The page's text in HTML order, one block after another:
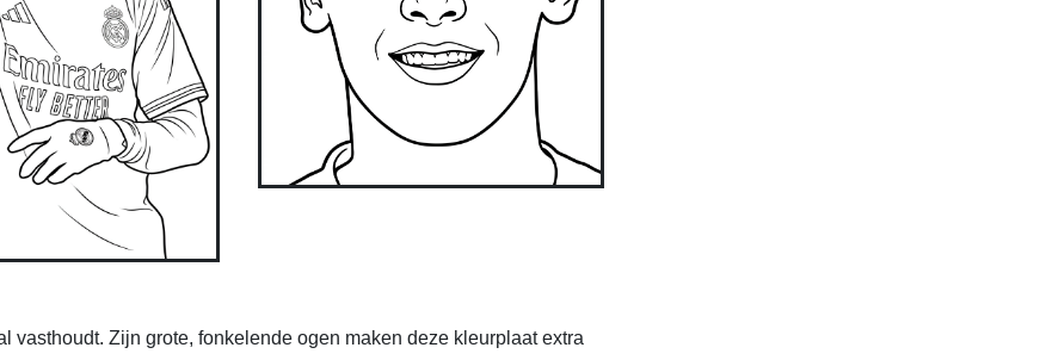
Zijn grote, fonkelende ogen maken deze kleurplaat extra